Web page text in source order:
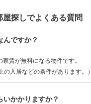
屋探しでよくある質問
んですか？
家賃が無料になる物件です。
の入居などの条件があります。）
いかかりますか？